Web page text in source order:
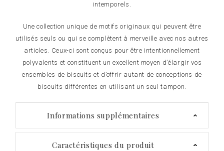
intemporels.
Une collection unique de motifs originaux qui peuvent être
utilisés seuls ou qui se complètent à merveille avec nos autres
articles. Ceux-ci sont conçus pour être intentionnellement
polyvalents et constituent un excellent moyen d’élargir vos
ensembles de biscuits et d’offrir autant de conceptions de
biscuits différentes en utilisant un seul tampon.
Informations supplémentaires
Caractéristiques du produit